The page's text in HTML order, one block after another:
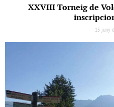
XXVIII Torneig de
15 juny